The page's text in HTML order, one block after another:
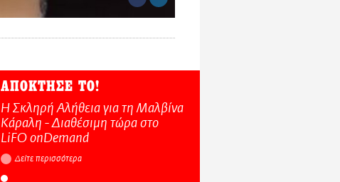
ΑΠΟΚΤΗΣΕ ΤΟ!
Η Σκληρή Αλήθεια για τη Μαλβίνα
Κάραλη - Διαθέσιμη τώρα στo
LiFO onDemand
Δείτε περισσότερα